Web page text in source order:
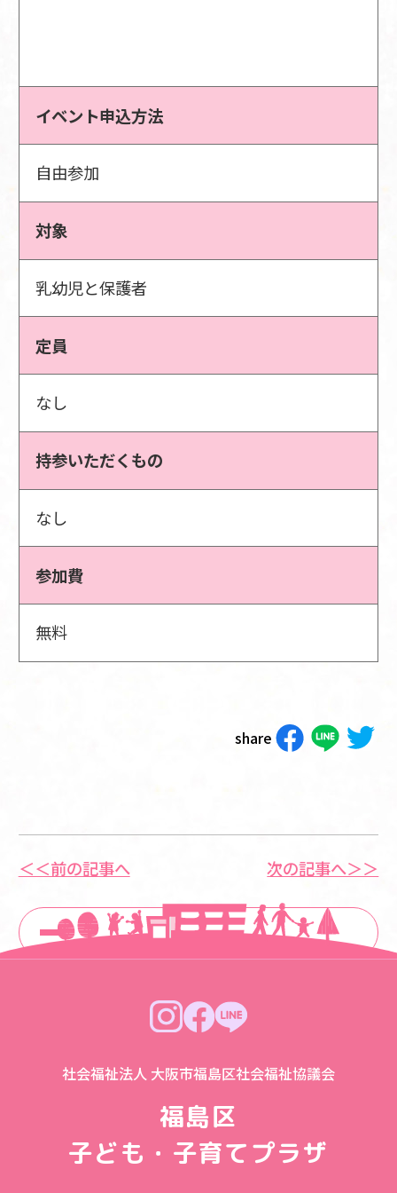
イベント申込方法
自由参加
対象
乳幼児と保護者
定員
なし
持参いただくもの
なし
参加費
無料
share
＜＜前の記事へ
一覧に戻る
次の記事へ＞＞
社会福祉法人 大阪市福島区社会福祉協議会
福島区
子ども・子育てプラザ